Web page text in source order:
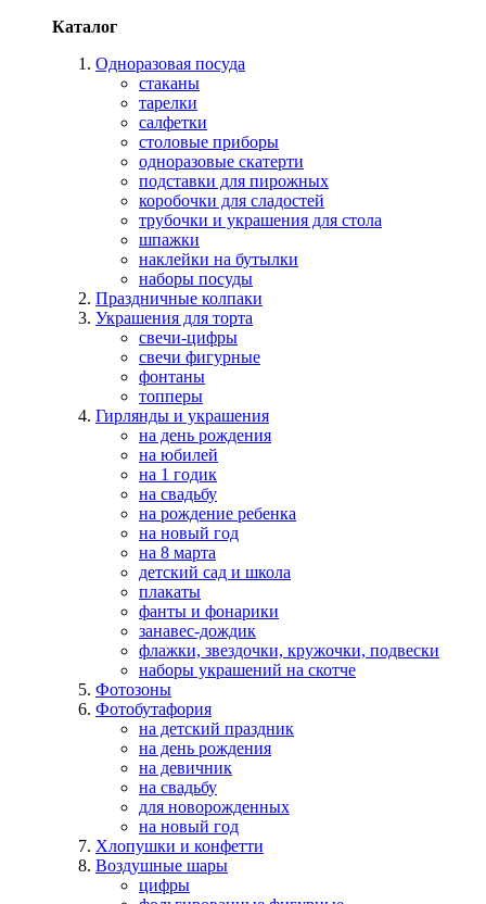
Каталог
Одноразовая посуда
стаканы
тарелки
салфетки
столовые приборы
одноразовые скатерти
подставки для пирожных
коробочки для сладостей
трубочки и украшения для стола
шпажки
наклейки на бутылки
наборы посуды
Праздничные колпаки
Украшения для торта
свечи-цифры
свечи фигурные
фонтаны
топперы
Гирлянды и украшения
на день рождения
на юбилей
на 1 годик
на свадьбу
на рождение ребенка
на новый год
на 8 марта
детский сад и школа
плакаты
фанты и фонарики
занавес-дождик
флажки, звездочки, кружочки, подвески
наборы украшений на скотче
Фотозоны
Фотобутафория
на детский праздник
на день рождения
на девичник
на свадьбу
для новорожденных
на новый год
Хлопушки и конфетти
Воздушные шары
цифры